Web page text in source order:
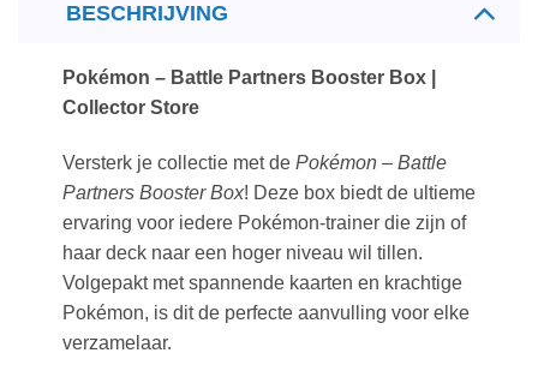
BESCHRIJVING
Pokémon – Battle Partners Booster Box |
Collector Store
Versterk je collectie met de Pokémon – Battle
Partners Booster Box! Deze box biedt de ultieme
ervaring voor iedere Pokémon-trainer die zijn of
haar deck naar een hoger niveau wil tillen.
Volgepakt met spannende kaarten en krachtige
Pokémon, is dit de perfecte aanvulling voor elke
verzamelaar.